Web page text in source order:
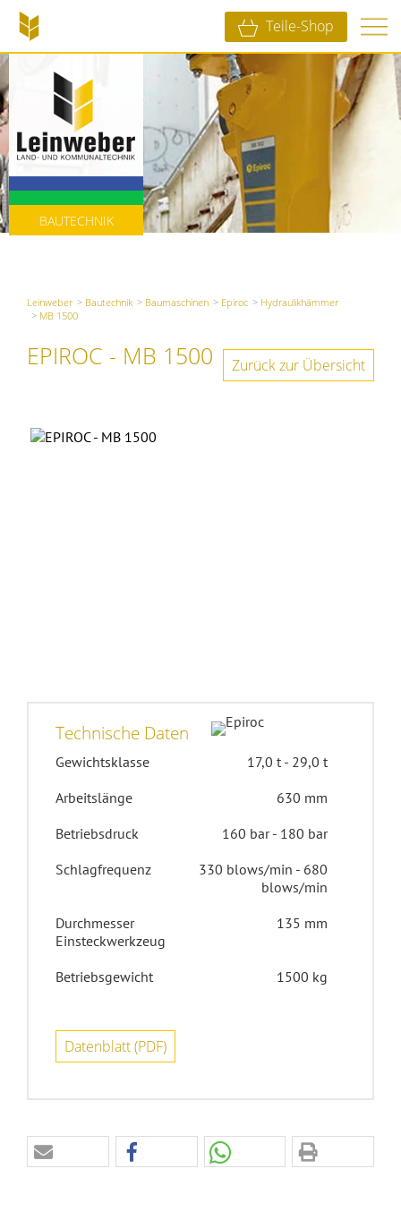
Teile-Shop
LANDTECHNIK
KOMMUNALTECHNIK
BAUTECHNIK
Leinweber Bautechnik Baumaschinen Epiroc
Hydraulikhämmer
MB 1500
Zurück zur Übersicht
EPIROC - MB 1500
Technische Daten
Gewichtsklasse
17,0 t - 29,0 t
Arbeitslänge
630 mm
Betriebsdruck
160 bar - 180 bar
Schlagfrequenz
330 blows/min - 680
blows/min
Durchmesser
Einsteckwerkzeug
135 mm
Betriebsgewicht 1500 kg
Datenblatt (PDF)